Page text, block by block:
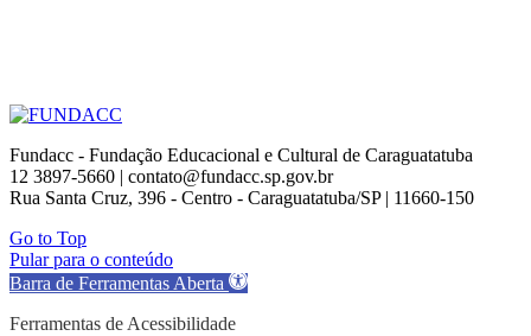
Fundacc - Fundação Educacional e Cultural de Caraguatatuba
12 3897-5660 | contato@fundacc.sp.gov.br
Rua Santa Cruz, 396 - Centro - Caraguatatuba/SP | 11660-150
Go to Top
Pular para o conteúdo
Barra de Ferramentas Aberta
Ferramentas de Acessibilidade